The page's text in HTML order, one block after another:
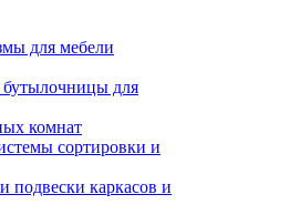
для мебели
бутылочницы для
комнат
сортировки и
каркасов и